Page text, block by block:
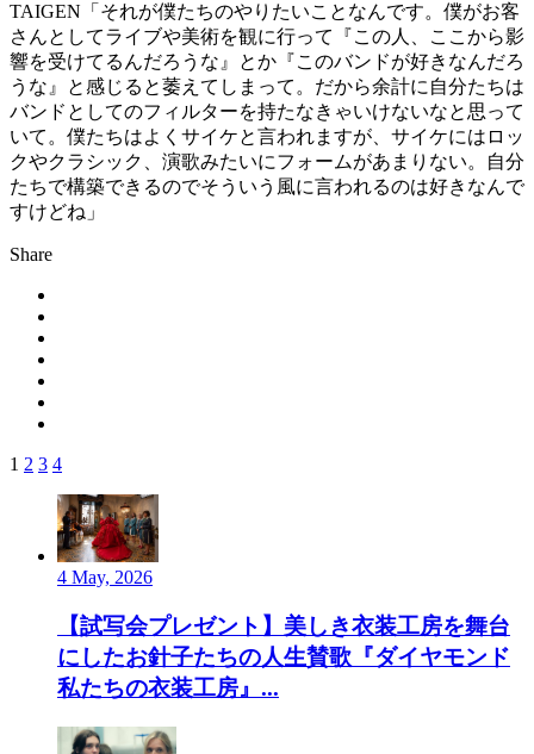
TAIGEN 「それが僕たちのやりたいことなんです。僕がお客
さんとしてライブや美術を観に行って『この人、ここから影
響を受けてるんだろうな』とか『このバンドが好きなんだろ
うな』と感じると萎えてしまって。だから余計に自分たちは
バンドとしてのフィルターを持たなきゃいけないなと思って
いて。僕たちはよくサイケと言われますが、サイケにはロッ
クやクラシック、演歌みたいにフォームがあまりない。自分
たちで構築できるのでそういう風に言われるのは好きなんで
すけどね」
Share
1 2 3 4
4 May, 2026
【試写会プレゼント】美しき衣装工房を舞台
にしたお針子たちの人生賛歌『ダイヤモンド
私たちの衣装工房』...